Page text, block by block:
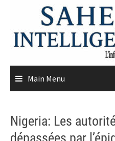
content
Main Menu
Nigeria: Les
dépassées par